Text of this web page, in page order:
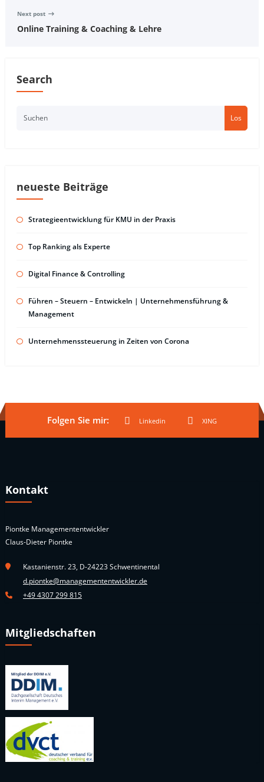
Next post
Online Training & Coaching & Lehre
Search
Los
neueste Beiträge
Strategieentwicklung für KMU in der Praxis
Top Ranking als Experte
Digital Finance & Controlling
Führen – Steuern – Entwickeln | Unternehmensführung &
Management
Unternehmenssteuerung in Zeiten von Corona
Folgen Sie mir: Linkedin XING
Kontakt
Piontke Managemententwickler
Claus-Dieter Piontke
Kastanienstr. 23, D-24223 Schwentinental
d.piontke@managemententwickler.de
+49 4307 299 815
Mitgliedschaften